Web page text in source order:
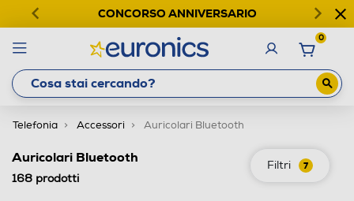
CONCORSO ANNIVERSARIO
0
Telefonia Accessori Auricolari Bluetooth
Filtri 7
Auricolari Bluetooth
168 prodotti